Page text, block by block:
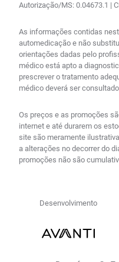
Autorização/MS: 0.04673.1 |
As informações contidas
automedicação e não
orientações dadas pelo
médico está apto a
prescrever o tratamento
médico deverá ser
Os preços e as promoções
internet e até durarem os
site são meramente
a alterações no decorrer do
promoções não são
Desenvolvimento